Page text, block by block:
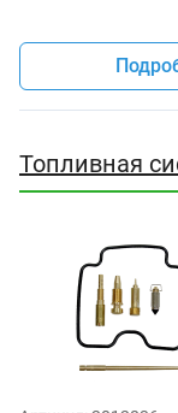
Топливная